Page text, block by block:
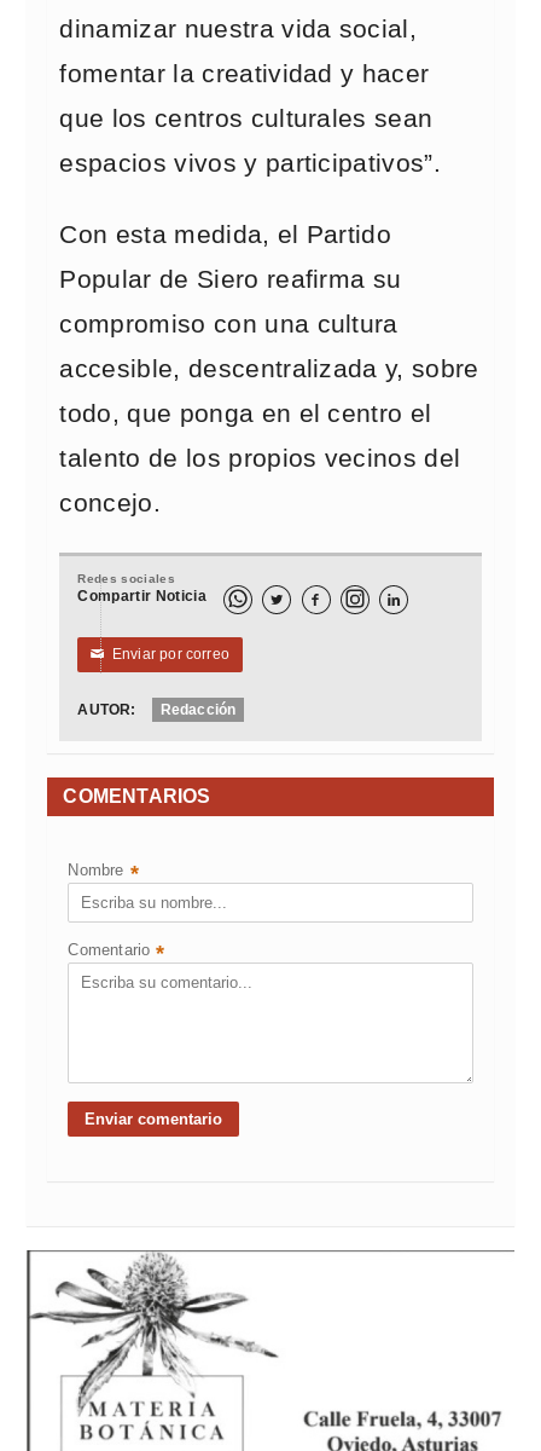
dinamizar nuestra vida social,
fomentar la creatividad y hacer
que los centros culturales sean
espacios vivos y participativos”.
Con esta medida, el Partido
Popular de Siero reafirma su
compromiso con una cultura
accesible, descentralizada y, sobre
todo, que ponga en el centro el
talento de los propios vecinos del
concejo.
Redes sociales
Compartir Noticia   
✉ Enviar por correo
AUTOR: Redacción
COMENTARIOS
Nombre *
Comentario *